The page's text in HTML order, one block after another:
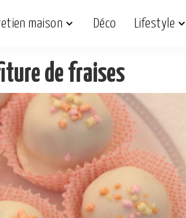
maison Déco Lifestyle
de fraises